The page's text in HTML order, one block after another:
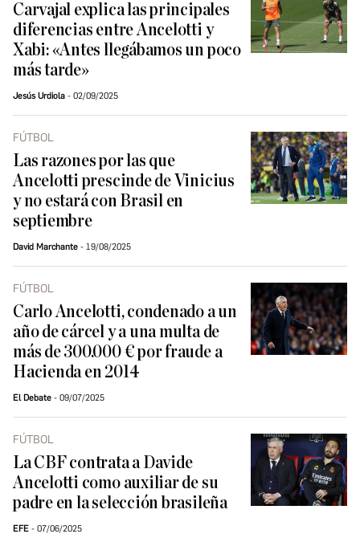
Carvajal explica las principales
diferencias entre Ancelotti y
Xabi: «Antes llegábamos un poco
más tarde»
Jesús Urdiola 02/09/2025
FÚTBOL
Las razones por las que
Ancelotti prescinde de Vinicius
y no estará con Brasil en
septiembre
David Marchante 19/08/2025
FÚTBOL
Carlo Ancelotti, condenado a un
año de cárcel y a una multa de
más de 300.000 € por fraude a
Hacienda en 2014
El Debate 09/07/2025
FÚTBOL
La CBF contrata a Davide
Ancelotti como auxiliar de su
padre en la selección brasileña
EFE 07/06/2025